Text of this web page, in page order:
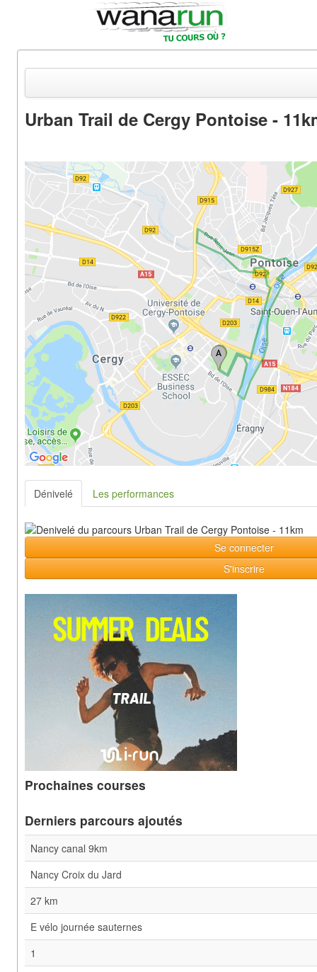
Equipements & Tests
Parcours & Courses
Outils & Réseaux
Urban Trail de Cergy Pontoise -
Dénivelé Les performances
Se connecter
S'inscrire
Prochaines courses
Derniers parcours ajoutés
Nancy canal 9km
Nancy Croix du Jard
27 km
E vélo journée sauternes
1